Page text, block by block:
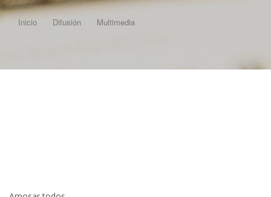
Inicio Difusión Multimedia